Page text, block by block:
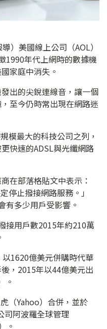
）美國線上公司（AOL）
1990年代上網時的數據機
家庭中消失。
出的尖銳連線音，讓一個
至今仍時常出現在網路迷
模最大的科技公司之列，
快速的ADSL與光纖網路
在部落格貼文中表示：
停止撥接網路服務。」
有多少用戶受影響。
接用戶數2015年約210萬
1620億美元併購時代華
，2015年以44億美元出
。
（Yahoo）合併，並於
司阿波羅全球管理
。